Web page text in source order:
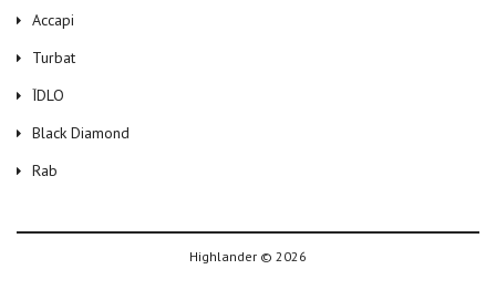
Accapi
Turbat
ЇDLO
Black Diamond
Rab
Highlander © 2026